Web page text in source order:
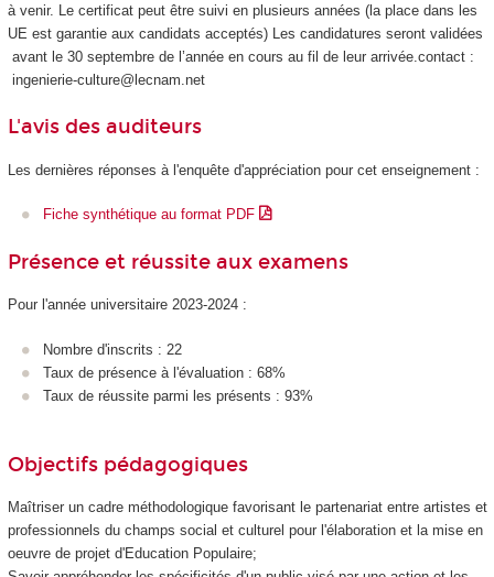
à venir. Le certificat peut être suivi en plusieurs années (la place dans les
UE est garantie aux candidats acceptés) Les candidatures seront validées
avant le 30 septembre de l’année en cours au fil de leur arrivée.contact :
ingenierie-culture@lecnam.net
L'avis des auditeurs
Les dernières réponses à l'enquête d'appréciation pour cet enseignement :
Fiche synthétique au format PDF
Présence et réussite aux examens
Pour l'année universitaire 2023-2024 :
Nombre d'inscrits : 22
Taux de présence à l'évaluation : 68%
Taux de réussite parmi les présents : 93%
Objectifs pédagogiques
Maîtriser un cadre méthodologique favorisant le partenariat entre artistes et
professionnels du champs social et culturel pour l'élaboration et la mise en
oeuvre de projet d'Education Populaire;